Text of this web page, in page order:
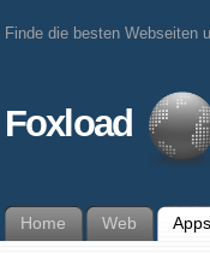
Finde die besten Webseiten
Foxload
Home Web Apps